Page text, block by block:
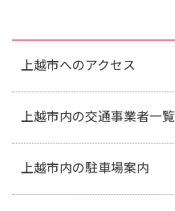
上越市へのアクセス
上越市内の交通事業者一覧
上越市内の駐車場案内